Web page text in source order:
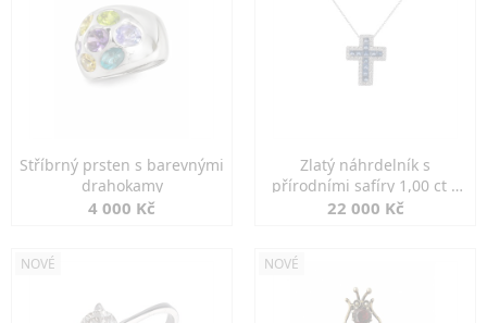
Stříbrný prsten s barevnými
drahokamy
4 000 Kč
Zlatý náhrdelník s
přírodními safíry 1,00 ct a
diamanty
22 000 Kč
NOVÉ NOVÉ